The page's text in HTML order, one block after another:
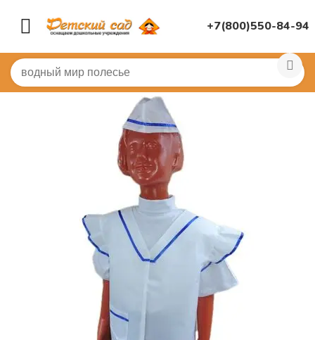
+7(800)550-84-94
Главная / КОСТЮМЫ / Детские костюмы по